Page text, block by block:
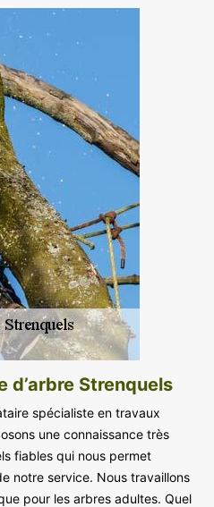
d’arbre Strenquels
spécialiste en travaux
une connaissance très
fiables qui nous permet
notre service. Nous travaillons
pour les arbres adultes. Quel